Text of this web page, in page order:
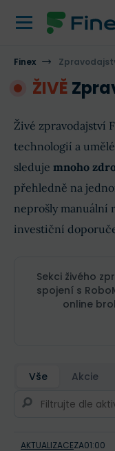
Finex
ŽIVĚ
Živé zpravodajství
technologií a
sleduje mnoho
přehledně na
neprošly manuální
investiční
Sekci živého
spojení s
online
Vše Akcie
AKTUALIZACEZA01:00